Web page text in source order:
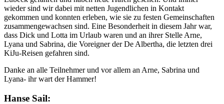
wieder sind wir dabei mit netten Jugendlichen in Kontakt
gekommen und konnten erleben, wie sie zu festen Gemeinschaften
zusammengewachsen sind. Eine Besonderheit in diesem Jahr war,
dass Dick und Lotta im Urlaub waren und an ihrer Stelle Arne,
Lyana und Sabrina, die Voreigner der De Albertha, die letzten drei
KiJu-Reisen gefahren sind.
Danke an alle Teilnehmer und vor allem an Arne, Sabrina und
Lyana- ihr wart der Hammer!
Hanse Sail: